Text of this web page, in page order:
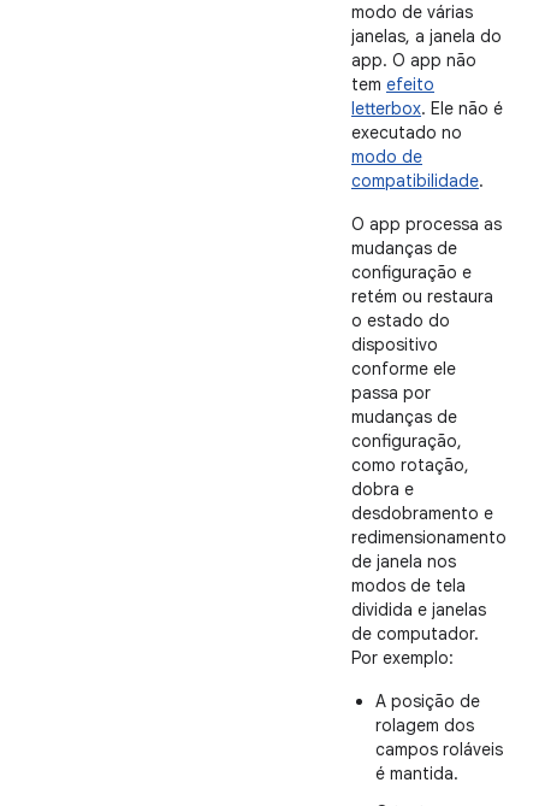
modo de várias
janelas, a janela do
app. O app não
tem efeito
letterbox. Ele não é
executado no
modo de
compatibilidade.
O app processa as
mudanças de
configuração e
retém ou restaura
o estado do
dispositivo
conforme ele
passa por
mudanças de
configuração,
como rotação,
dobra e
desdobramento e
redimensionamento
de janela nos
modos de tela
dividida e janelas
de computador.
Por exemplo:
A posição de
rolagem dos
campos roláveis
é mantida.